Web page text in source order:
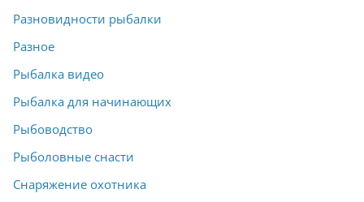
Разновидности рыбалки
Разное
Рыбалка видео
Рыбалка для начинающих
Рыбоводство
Рыболовные снасти
Снаряжение охотника